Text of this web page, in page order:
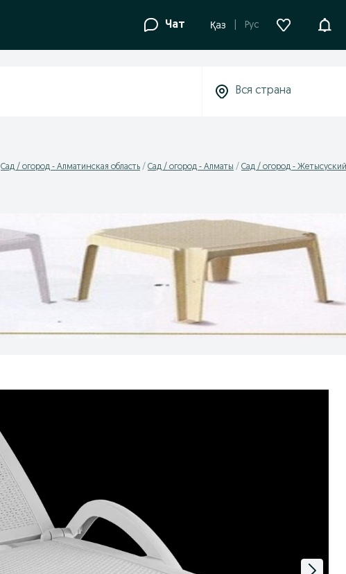
Чат Қаз Рус
Сад / огород - Алматинская область Сад / огород - Алматы Сад / огород -